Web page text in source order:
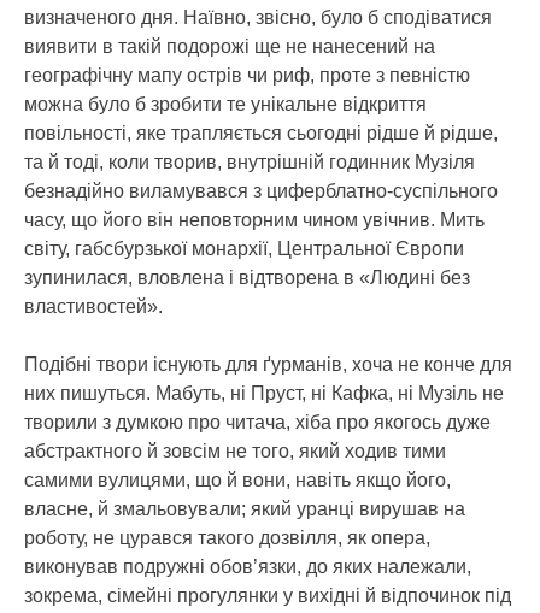
визначеного дня. Наївно, звісно, було б сподіватися
виявити в такій подорожі ще не нанесений на
географічну мапу острів чи риф, проте з певністю
можна було б зробити те унікальне відкриття
повільності, яке трапляється сьогодні рідше й рідше,
та й тоді, коли творив, внутрішній годинник Музіля
безнадійно виламувався з циферблатно-суспільного
часу, що його він неповторним чином увічнив. Мить
світу, габсбурзької монархії, Центральної Європи
зупинилася, вловлена і відтворена в «Людині без
властивостей».
Подібні твори існують для ґурманів, хоча не конче для
них пишуться. Мабуть, ні Пруст, ні Кафка, ні Музіль не
творили з думкою про читача, хіба про якогось дуже
абстрактного й зовсім не того, який ходив тими
самими вулицями, що й вони, навіть якщо його,
власне, й змальовували; який уранці вирушав на
роботу, не цурався такого дозвілля, як опера,
виконував подружні обов’язки, до яких належали,
зокрема, сімейні прогулянки у вихідні й відпочинок під